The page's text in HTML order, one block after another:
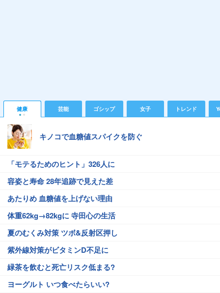
健康 芸能 ゴシップ 女子 トレンド
キノコで血糖値スパイクを防ぐ
「モテるためのヒント」326人に
容姿と寿命 28年追跡で見えた差
あたりめ 血糖値を上げない理由
体重62kg→82kgに 寺田心の生活
夏のむくみ対策 ツボ&反射区押し
紫外線対策がビタミンD不足に
緑茶を飲むと死亡リスク低まる?
ヨーグルト いつ食べたらいい?